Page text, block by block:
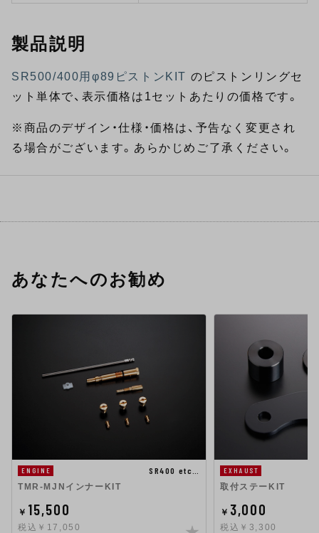
製品説明
SR500/400用φ89ピストンKIT のピストンリングセ
ット単体で、表示価格は1セットあたりの価格です。
※商品のデザイン・仕様・価格は、予告なく変更され
る場合がございます。あらかじめご了承ください。
あなたへのお勧め
ENGINE
SR400 etc…
TMR-MJNインナーKIT
￥ 15,500
税込￥17,050
EXHAUST
取付ステーKIT
￥ 3,000
税込￥3,300